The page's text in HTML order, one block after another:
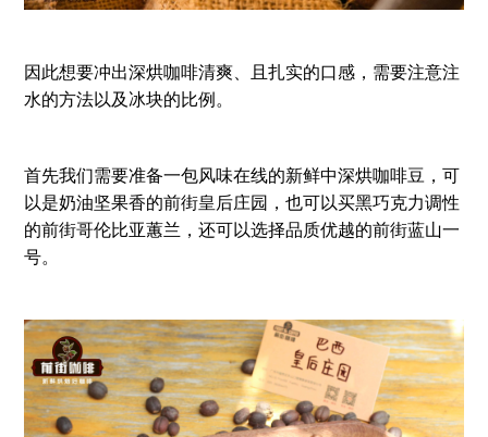
因此想要冲出深烘咖啡清爽、且扎实的口感，需要注意注
水的方法以及冰块的比例。
首先我们需要准备一包风味在线的新鲜中深烘咖啡豆，可
以是奶油坚果香的前街皇后庄园，也可以买黑巧克力调性
的前街哥伦比亚蕙兰，还可以选择品质优越的前街蓝山一
号。